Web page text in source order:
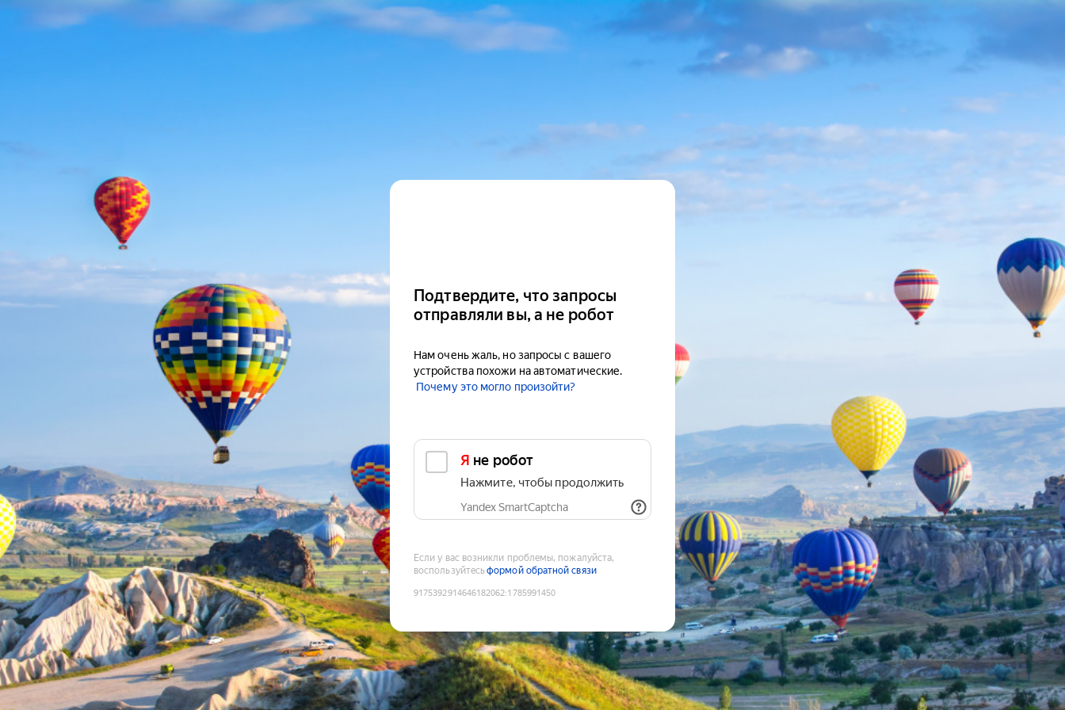
Подтвердите, что запросы
отправляли вы, а не робот
Нам очень жаль, но запросы с вашего
устройства похожи на автоматические.
Почему это могло произойти?
Я не робот
Нажмите, чтобы продолжить
Yandex SmartCaptcha
Если у вас возникли проблемы, пожалуйста,
воспользуйтесьформой обратной связи
9175392914646182062:1785991450